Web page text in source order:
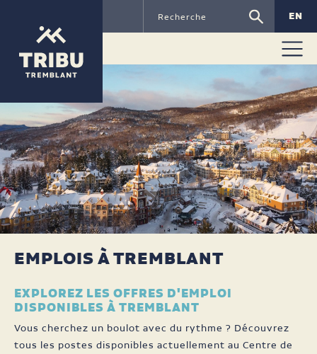
EN
EMPLOIS À TREMBLANT
EXPLOREZ LES OFFRES D'EMPLOI
DISPONIBLES À TREMBLANT
Vous cherchez un boulot avec du rythme ? Découvrez
tous les postes disponibles actuellement au Centre de